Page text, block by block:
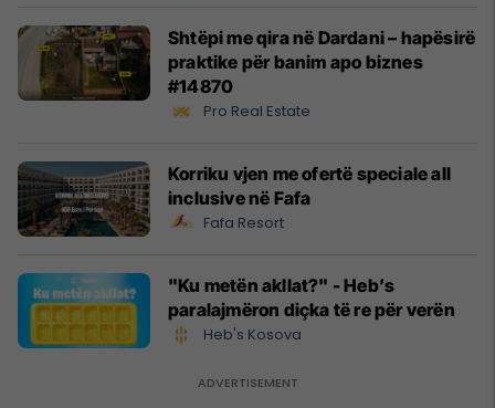
Shtëpi me qira në Dardani – hapësirë
praktike për banim apo biznes
#14870
Pro Real Estate
Korriku vjen me ofertë speciale all
inclusive në Fafa
Fafa Resort
"Ku metën akllat?" - Heb’s
paralajmëron diçka të re për verën
Heb's Kosova